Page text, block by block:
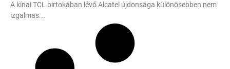
A kínai TCL birtokában lévő Alcatel újdonsága különösebben nem
izgalmas